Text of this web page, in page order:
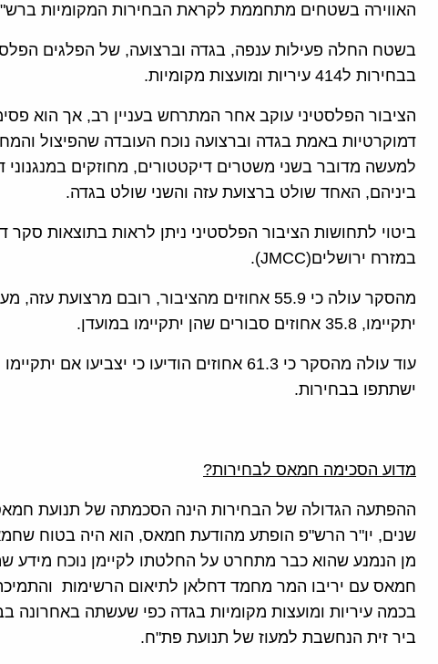
האווירה בשטחים מתחממת לקראת הבחירות המקומיות ברש"פ שאמורות
בשטח החלה פעילות ענפה, בגדה וברצועה, של הפלגים
בבחירות ל414 עיריות ומועצות מקומיות.
הציבור הפלסטיני עוקב אחר המתרחש בעניין רב, אך הוא
דמוקרטיות באמת בגדה וברצועה נוכח העובדה שהפיצול
למעשה מדובר בשני משטרים דיקטטורים, מחוזקים
ביניהם, האחד שולט ברצועת עזה והשני שולט בגדה.
ביטוי לתחושות הציבור הפלסטיני ניתן לראות בתוצאות
במזרח ירושלים(JMCC).
מהסקר עולה כי 55.9 אחוזים מהציבור, רובם
יתקיימו, 35.8 אחוזים סבורים שהן יתקיימו במועדן.
ישתתפו בבחירות.
מדוע הסכימה חמאס לבחירות?
ההפתעה הגדולה של הבחירות הינה הסכמתה של תנועת
שנים, יו"ר הרש"פ הופתע מהודעת חמאס, הוא היה בטוח
מן הנמנע שהוא כבר מתחרט על החלטתו לקיימן נוכח מידע
חמאס עם יריבו המר מחמד דחלאן לתיאום הרשימות
בכמה עיריות ומועצות מקומיות בגדה כפי שעשתה באחרונה
ביר זית הנחשבת למעוז של תנועת פת"ח.